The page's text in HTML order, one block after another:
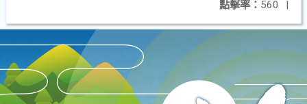
點擊率： 560 |